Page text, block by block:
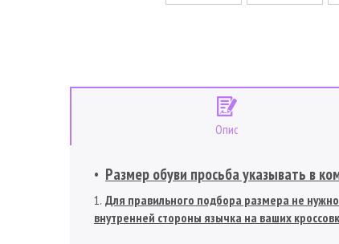
Опис
Размер обуви просьба указывать в
Для правильного подбора размера не нужно
внутренней стороны язычка на ваших